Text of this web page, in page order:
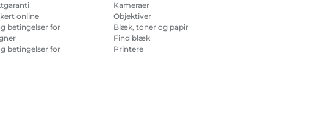
online
betingelser for
betingelser for
Kameraer
Objektiver
Blæk, toner og papir
Find blæk
Printere